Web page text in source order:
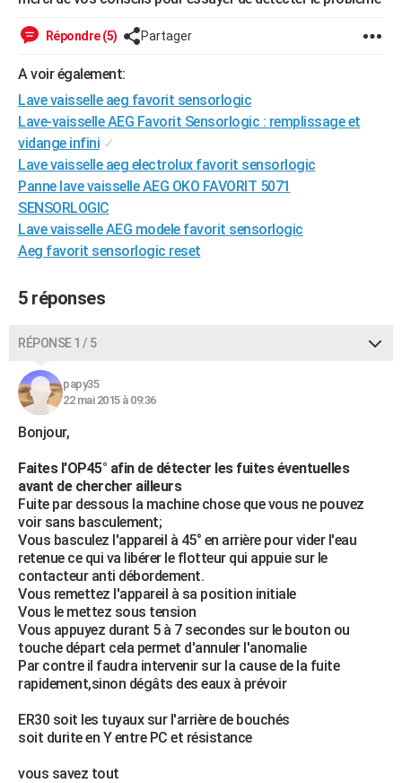
SANTE
Alimentation
Guide de la santé
Maladies
Médicaments
Sommeil
VOYAGE
Destinations
City break
Voyage nature
Voyage de noces
Forum
Climat
+PHOTO
GUIDES D'ACHAT
BONS PLANS
CARTE DE VOEUX
Carte de Noël
Carte Bonne année
Carte Saint-Valentin
Carte Pâques
Carte d'anniversaire
DICTIONNAIRE
Dictionnaire
Biographies
Citations
Expressions
Proverbes
PROGRAMME TV
COPAINS D'AVANT
AVIS DE DÉCÈS
FORUM
Bricolage
Lifestyle
Culture
Sport
Auto
Television
Voyage
Cinema
Répondre (5) Partager
A voir également:
Lave vaisselle aeg favorit sensorlogic
Lave-vaisselle AEG Favorit Sensorlogic : remplissage et
vidange infini ✓
Lave vaisselle aeg electrolux favorit sensorlogic
Panne lave vaisselle AEG OKO FAVORIT 5071
SENSORLOGIC
Lave vaisselle AEG modele favorit sensorlogic
Aeg favorit sensorlogic reset
5 réponses
RÉPONSE 1 / 5
papy35
22 mai 2015 à 09:36
Bonjour,
Faites l'OP45° afin de détecter les fuites éventuelles
avant de chercher ailleurs
Fuite par dessous la machine chose que vous ne pouvez
voir sans basculement;
Vous basculez l'appareil à 45° en arrière pour vider l'eau
retenue ce qui va libérer le flotteur qui appuie sur le
contacteur anti débordement.
Vous remettez l'appareil à sa position initiale
Vous le mettez sous tension
Vous appuyez durant 5 à 7 secondes sur le bouton ou
touche départ cela permet d'annuler l'anomalie
Par contre il faudra intervenir sur la cause de la fuite
rapidement,sinon dégâts des eaux à prévoir
ER30 soit les tuyaux sur l'arrière de bouchés
soit durite en Y entre PC et résistance
vous savez tout